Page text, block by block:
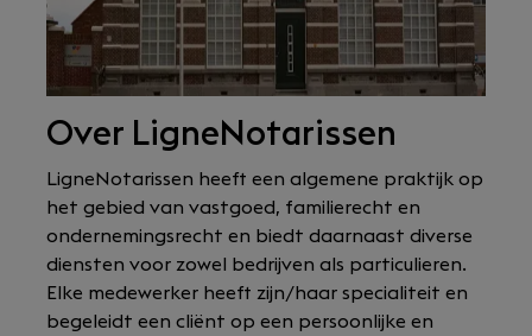
Over LigneNotarissen
LigneNotarissen heeft een algemene praktijk op
het gebied van vastgoed, familierecht en
ondernemingsrecht en biedt daarnaast diverse
diensten voor zowel bedrijven als particulieren.
Elke medewerker heeft zijn/haar specialiteit en
begeleidt een cliënt op een persoonlijke en